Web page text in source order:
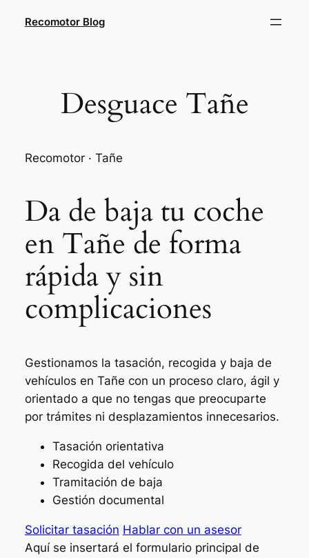
Recomotor Blog
Desguace Tañe
Recomotor · Tañe
Da de baja tu coche
en Tañe de forma
rápida y sin
complicaciones
Gestionamos la tasación, recogida y baja de
vehículos en Tañe con un proceso claro, ágil y
orientado a que no tengas que preocuparte
por trámites ni desplazamientos innecesarios.
Tasación orientativa
Recogida del vehículo
Tramitación de baja
Gestión documental
Solicitar tasación Hablar con un asesor
Aquí se insertará el formulario principal de